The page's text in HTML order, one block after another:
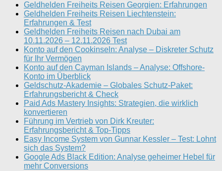
Geldhelden Freiheits Reisen Georgien: Erfahrungen
Geldhelden Freiheits Reisen Liechtenstein:
Erfahrungen & Test
Geldhelden Freiheits Reisen nach Dubai am
10.11.2026 – 12.11.2026 Test
Konto auf den Cookinseln: Analyse – Diskreter Schutz
für Ihr Vermögen
Konto auf den Cayman Islands – Analyse: Offshore-
Konto im Überblick
Geldschutz-Akademie – Globales Schutz-Paket:
Erfahrungsbericht & Check
Paid Ads Mastery Insights: Strategien, die wirklich
konvertieren
Führung im Vertrieb von Dirk Kreuter:
Erfahrungsbericht & Top-Tipps
Easy Income System von Gunnar Kessler – Test: Lohnt
sich das System?
Google Ads Black Edition: Analyse geheimer Hebel für
mehr Conversions